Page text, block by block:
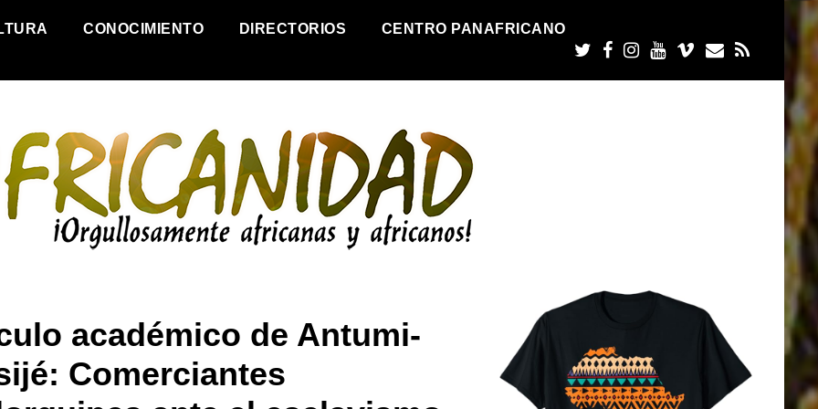
CONOCIMIENTO DIRECTORIOS CENTRO PANAFRICANO
académico de Antumi-
Comerciantes